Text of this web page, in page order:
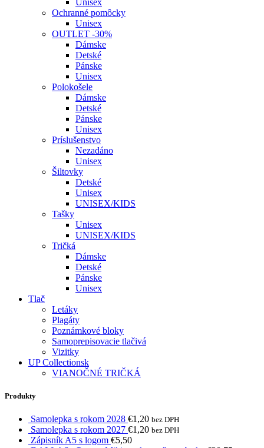
Ochranné pomôcky
Unisex
OUTLET -30%
Dámske
Detské
Pánske
Unisex
Polokošele
Dámske
Detské
Pánske
Unisex
Príslušenstvo
Nezadáno
Unisex
Šiltovky
Detské
Unisex
UNISEX/KIDS
Tašky
Unisex
UNISEX/KIDS
Tričká
Dámske
Detské
Pánske
Unisex
Tlač
Letáky
Plagáty
Poznámkové bloky
Samoprepisovacie tlačivá
Vizitky
UP Collectionsk
VIANOČNÉ TRIČKÁ
Produkty
Samolepka s rokom 2028 €1,20 bez DPH
Samolepka s rokom 2027 €1,20 bez DPH
Zápisník A5 s logom €5,50